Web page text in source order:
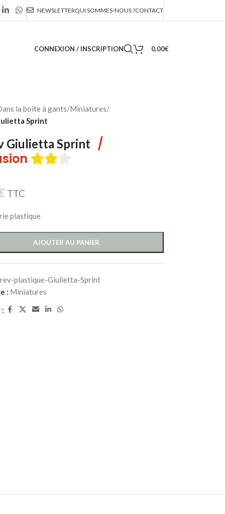
NEWSLETTERQUI SOMMES-NOUS ?CONTACT
CONNEXION / INSCRIPTION 0,00€
la boîte à gants/Miniatures/
Sprint
Giulietta Sprint /
TTC
plastique
AJOUTER AU PANIER
plastique-Giulietta-Sprint
: Miniatures